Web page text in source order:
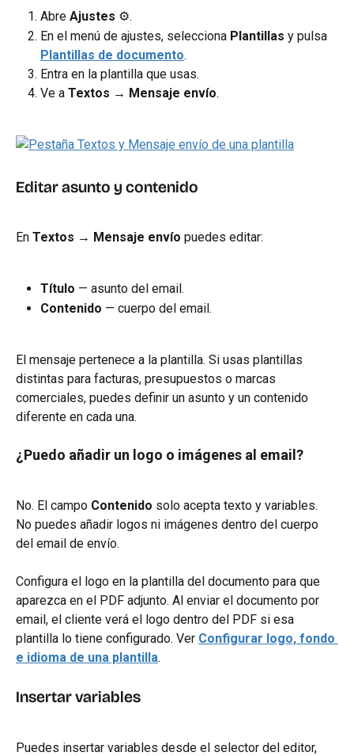
Abre Ajustes ⚙️.
En el menú de ajustes, selecciona Plantillas y pulsa
Plantillas de documento.
Entra en la plantilla que usas.
Ve a Textos → Mensaje envío.
Editar asunto y contenido
En Textos → Mensaje envío puedes editar:
Título — asunto del email.
Contenido — cuerpo del email.
El mensaje pertenece a la plantilla. Si usas plantillas
distintas para facturas, presupuestos o marcas
comerciales, puedes definir un asunto y un contenido
diferente en cada una.
¿Puedo añadir un logo o imágenes al email?
No. El campo Contenido solo acepta texto y variables.
No puedes añadir logos ni imágenes dentro del cuerpo
del email de envío.
Configura el logo en la plantilla del documento para que
aparezca en el PDF adjunto. Al enviar el documento por
email, el cliente verá el logo dentro del PDF si esa
plantilla lo tiene configurado. Ver Configurar logo, fondo
e idioma de una plantilla.
Insertar variables
Puedes insertar variables desde el selector del editor,